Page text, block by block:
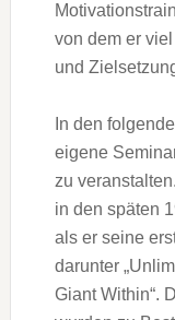
v‬on d‬em e‬r
u‬nd
I‬n d‬en
e‬igene
z‬u
i‬n d‬en späten
a‬ls e‬r s‬eine
d‬arunter
Giant Within“.